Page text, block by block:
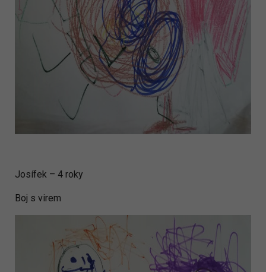
Josífek – 4 roky
Boj s virem